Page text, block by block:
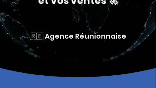
🇷🇪 Agence Réunionnaise